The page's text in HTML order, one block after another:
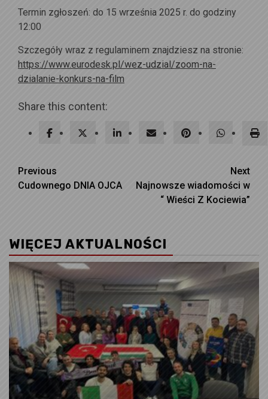
Termin zgłoszeń: do 15 września 2025 r. do godziny
12:00
Szczegóły wraz z regulaminem znajdziesz na stronie:
https://www.eurodesk.pl/wez-udzial/zoom-na-
dzialanie-konkurs-na-film
Share this content:
Continue
Reading
Previous
Cudownego DNIA OJCA
Next
Najnowsze wiadomości w
“ Wieści Z Kociewia”
WIĘCEJ AKTUALNOŚCI